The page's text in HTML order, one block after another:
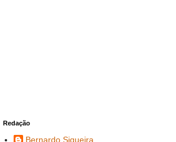
Redação
Bernardo Siqueira